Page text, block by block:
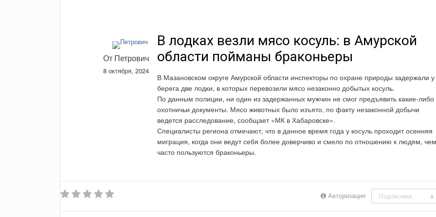
От Петрович
8 октября, 2024
В лодках везли мясо косуль: в Амурской
области пойманы браконьеры
В Мазановском округе Амурской области инспекторы по охране природы задержали у
берега две лодки, в которых перевозили мясо незаконно добытых косуль.
По данным полиции, ни один из задержанных мужчин не смог предъявить какие-либо
охотничьи документы. Мясо животных было изъято, по факту незаконной добычи
ведется расследование, сообщает «МК в Хабаровске».
Специалисты региона отмечают, что в данное время года у косуль проходит осенняя
миграция, когда они ведут себя более доверчиво и смело по отношению к людям, чем
часто пользуются браконьеры.
Авторизация Подписчики 0